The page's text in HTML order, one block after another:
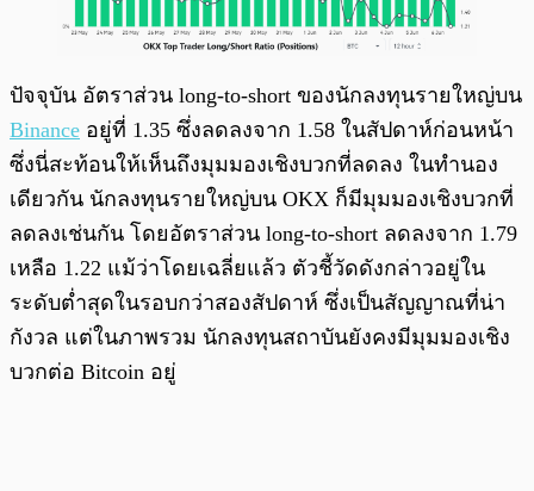
ปัจจุบัน อัตราส่วน long-to-short ของนักลงทุนรายใหญ่บน
Binance อยู่ที่ 1.35 ซึ่งลดลงจาก 1.58 ในสัปดาห์ก่อนหน้า
ซึ่งนี่สะท้อนให้เห็นถึงมุมมองเชิงบวกที่ลดลง ในทำนอง
เดียวกัน นักลงทุนรายใหญ่บน OKX ก็มีมุมมองเชิงบวกที่
ลดลงเช่นกัน โดยอัตราส่วน long-to-short ลดลงจาก 1.79
เหลือ 1.22 แม้ว่าโดยเฉลี่ยแล้ว ตัวชี้วัดดังกล่าวอยู่ใน
ระดับต่ำสุดในรอบกว่าสองสัปดาห์ ซึ่งเป็นสัญญาณที่น่า
กังวล แต่ในภาพรวม นักลงทุนสถาบันยังคงมีมุมมองเชิง
บวกต่อ Bitcoin อยู่